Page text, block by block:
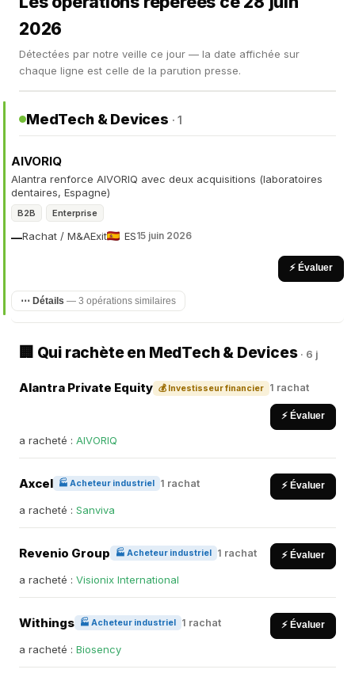
2026
Détectées par notre veille ce jour — la date affichée sur
chaque ligne est celle de la parution presse.
MedTech & Devices · 1
AIVORIQ
Alantra renforce AIVORIQ avec deux acquisitions (laboratoires
dentaires, Espagne)
B2B Enterprise
Rachat / M&A
— Exit ES15 juin 2026
⚡ Évaluer
⋯ Détails — 3 opérations similaires
🏢 Qui rachète en MedTech & Devices · 6 j
Alantra Private Equity 💰 Investisseur financier 1 rachat
⚡ Évaluer
a racheté : AIVORIQ
Axcel 🏭 Acheteur industriel 1 rachat ⚡ Évaluer
a racheté : Sanviva
Revenio Group 🏭 Acheteur industriel 1 rachat ⚡ Évaluer
a racheté : Visionix International
Withings 🏭 Acheteur industriel 1 rachat ⚡ Évaluer
a racheté : Biosency